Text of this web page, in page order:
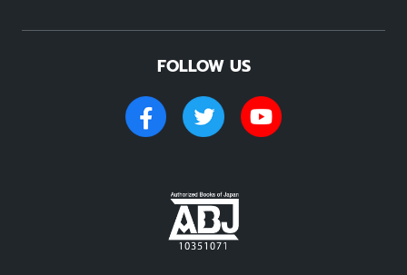
FOLLOW US